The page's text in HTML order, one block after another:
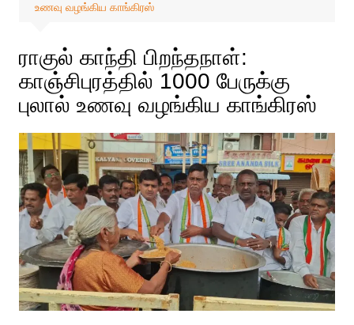
உணவு வழங்கிய காங்கிரஸ்
ராகுல் காந்தி பிறந்தநாள்:
காஞ்சிபுரத்தில் 1000 பேருக்கு
புலால் உணவு வழங்கிய காங்கிரஸ்